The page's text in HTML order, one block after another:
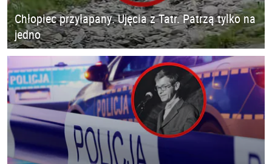
Chłopiec przyłapany. Ujęcia z Tatr. Patrzą tylko na
jedno